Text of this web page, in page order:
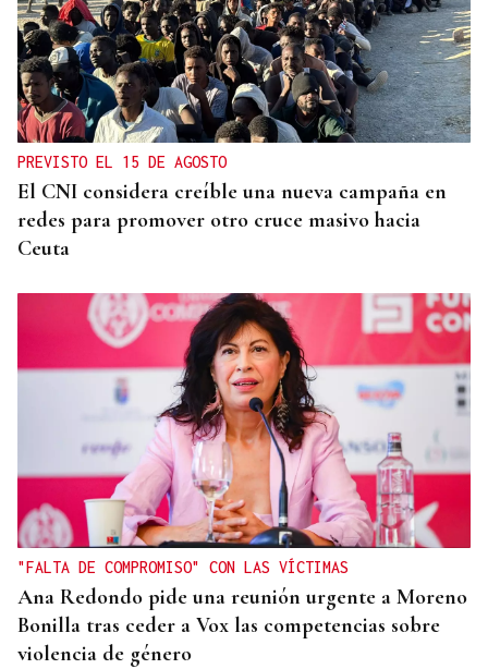
PREVISTO EL 15 DE AGOSTO
El CNI considera creíble una nueva campaña en
redes para promover otro cruce masivo hacia
Ceuta
"FALTA DE COMPROMISO" CON LAS VÍCTIMAS
Ana Redondo pide una reunión urgente a Moreno
Bonilla tras ceder a Vox las competencias sobre
violencia de género